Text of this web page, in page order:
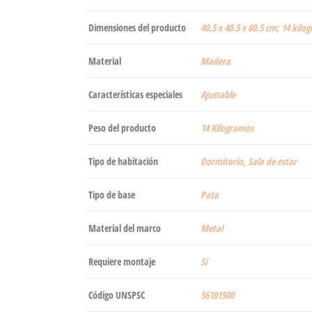
Dimensiones del producto ‎40.5 x 40.5 x 60.5 cm; 14
Material ‎Madera
Características especiales ‎Ajustable
Peso del producto ‎14 Kilogramos
Tipo de habitación ‎Dormitorio, Sala de estar
Tipo de base ‎Pata
Material del marco ‎Metal
Requiere montaje ‎Sí
Código UNSPSC 56101500